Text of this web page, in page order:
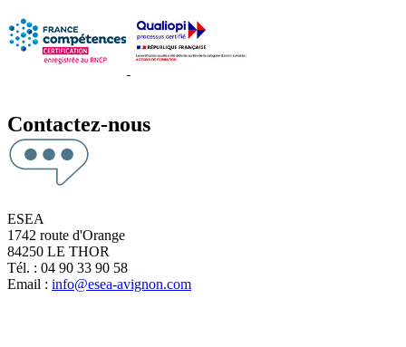
Contactez-nous
ESEA
1742 route d'Orange
84250 LE THOR
Tél. : 04 90 33 90 58
Email : info@esea-avignon.com